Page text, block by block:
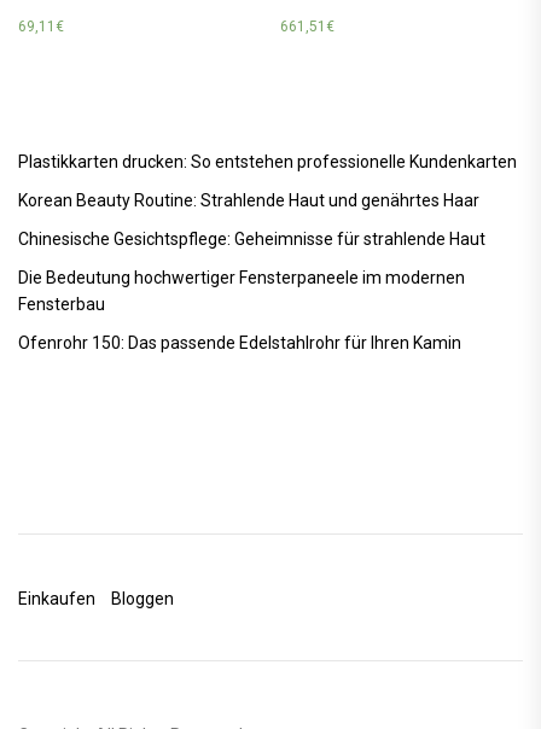
69,11 € 661,51 €
Plastikkarten drucken: So entstehen professionelle Kundenkarten
Korean Beauty Routine: Strahlende Haut und genährtes Haar
Chinesische Gesichtspflege: Geheimnisse für strahlende Haut
Die Bedeutung hochwertiger Fensterpaneele im modernen
Fensterbau
Ofenrohr 150: Das passende Edelstahlrohr für Ihren Kamin
Einkaufen Bloggen